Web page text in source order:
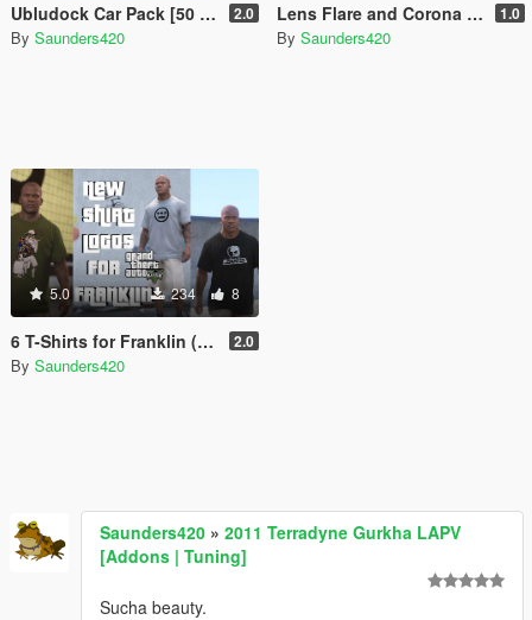
Ubludock Car Pack [50 Add-Ons] 2.0
By Saunders420
Lens Flare and Corona Replacement 1.0
By Saunders420
5.0 234 8
6 T-Shirts for Franklin (Hieroglyphics, Dr. Gonzo and Skull Skates) 2.0
By Saunders420
Saunders420 » 2011 Terradyne Gurkha LAPV
[Addons | Tuning]
Sucha beauty.